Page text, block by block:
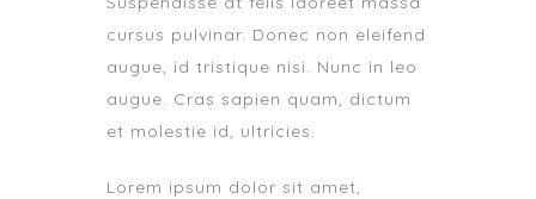
cursus pulvinar. Donec non eleifend
augue, id tristique nisi. Nunc in leo
augue. Cras sapien quam, dictum
et molestie id, ultricies.
Lorem ipsum dolor sit amet,